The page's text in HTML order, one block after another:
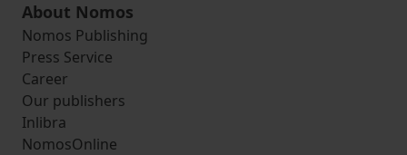
About Nomos
Nomos Publishing
Press Service
Career
Our publishers
Inlibra
NomosOnline